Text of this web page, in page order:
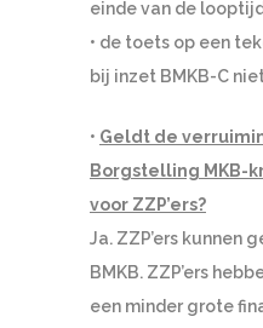
einde van de
• de toets op een
bij inzet BMKB-C
• Geldt de
Borgstelling MKB-
voor ZZP’ers?
Ja. ZZP’ers kunnen
BMKB. ZZP’ers
een minder grote